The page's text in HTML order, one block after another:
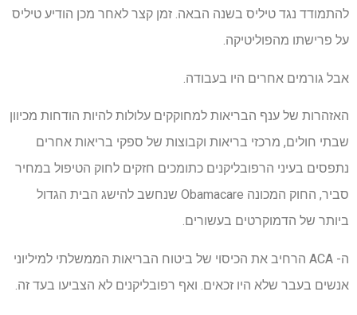
להתמודד נגד טיליס בשנה הבאה. זמן קצר לאחר מכן הודיע טיליס
על פרישתו מהפוליטיקה.
אבל גורמים אחרים היו בעבודה.
האזהרות של ענף הבריאות למחוקקים עלולות להיות הודחות מכיוון
שבתי חולים, מרכזי בריאות וקבוצות של ספקי בריאות אחרים
נתפסים בעיני הרפובליקנים כתומכים חזקים לחוק הטיפול במחיר
סביר, החוק המכונה Obamacare שנחשב להישג הבית הגדול
ביותר של הדמוקרטים בעשורים.
ה- ACA הרחיב את הכיסוי של ביטוח הבריאות הממשלתי למיליוני
אנשים בעבר שלא היו זכאים. ואף רפובליקנים לא הצביעו בעד זה.